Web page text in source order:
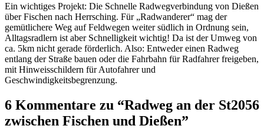
Ein wichtiges Projekt: Die Schnelle Radwegverbindung von Dießen
über Fischen nach Herrsching. Für „Radwanderer“ mag der
gemütlichere Weg auf Feldwegen weiter südlich in Ordnung sein,
Alltagsradlern ist aber Schnelligkeit wichtig! Da ist der Umweg von
ca. 5km nicht gerade förderlich. Also: Entweder einen Radweg
entlang der Straße bauen oder die Fahrbahn für Radfahrer freigeben,
mit Hinweisschildern für Autofahrer und
Geschwindigkeitsbegrenzung.
6 Kommentare zu “Radweg an der St2056
zwischen Fischen und Dießen”